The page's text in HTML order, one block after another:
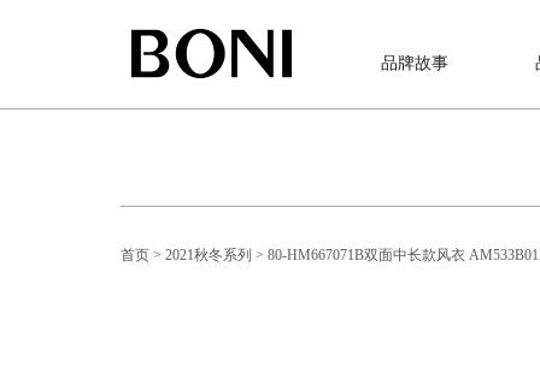
品牌故事
首页 > 2021秋冬系列 > 80-HM667071B双面中长款风衣